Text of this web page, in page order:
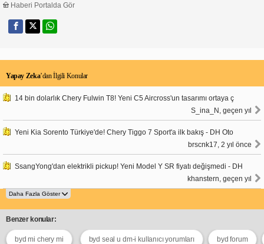
Haberi Portalda Gör
Yapay Zeka’dan İlgili Konular
14 bin dolarlık Chery Fulwin T8! Yeni C5 Aircross'un tasarımı ortaya ç
S_ina_N, geçen yıl
Yeni Kia Sorento Türkiye'de! Chery Tiggo 7 Sport'a ilk bakış - DH Oto
brscnk17, 2 yıl önce
SsangYong'dan elektrikli pickup! Yeni Model Y SR fiyatı değişmedi - DH
khanstern, geçen yıl
Benzer konular:
byd mi chery mi byd seal u dm-i kullanıcı yorumları byd forum